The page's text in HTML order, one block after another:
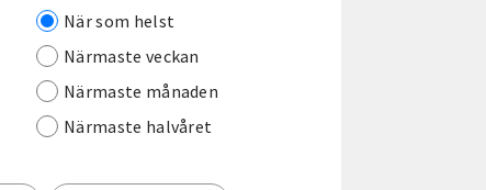
När som helst
Närmaste veckan
Närmaste månaden
Närmaste halvåret